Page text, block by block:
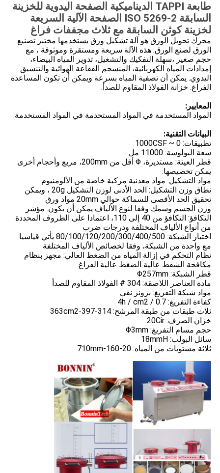
طابعة TAPPI الديناميكية الصفحة اليدوية للخزينة
السابقة ISO 5269-2 الصفحة الآلية السريعة
لخزينة كوثن السابقة مع ثلاث مجففات فراغ
محرك تحويل الورق هو آلة تشكيل ورق يستخدمها مختبر تصنيع
الورق لصنع الورق. هذه الآلة سريعة ومستقرة وموثوقة ، مع
حجم صغير ،سهلة التفكيك والتشغيل، تدوير المياه البيضاء،
إمدادات المياه الكهربائية، المنسجم الفقاعة الهوائية والتنسيق
اليدوي. يمكن أن تصفية المياه بسرعة ويمكن أن تكون المساعدة
الفراغ. خزانة الفولاذ المقاوم للصدأ.
المعايير:
المواد المستخدمة في المواد المستخدمة في المواد المستخدمة.
البيانات التقنية:
تطبيقات: 0 ~ 1000CSF
سعة البولوسة: 11000 مل
قطر العينة: مستديرة، Φ أقل من 200mm، مربع وأحجام أخرى
يمكن تخصيصها.
مواد التشكيل: مواد معدنية مركبة خاصة من الألومنيوم
نطاق وزن التشكيل: الحد الأدنى لوزن التشكيل 20g ، ويمكن
تحقيق الحد الأقصى للسماكة حوالي 20mm مواد ورق
وزن الجسم وسمك وفقا لنوع الألياف يمكن أن يكون. مؤشر
التكافؤ: التكافؤ من 40 إلى 110، اعتمادا على الظروف المحددة
من أنواع الألياف المختلفة ودرجات ضرب
اختيار الشبكة: 80/100/120/200/300/400/500 يأتي قياسيا
مع واحدة من الشبكة، وفقا لخصائص الألياف المختلفة
نظام التحكم في إزالة المياه من الضغط العالي: مجهز بنظام
مكافحة الشفط عالية الضغط عالية الفراغ
قطر الشبكة: Φ257mm
مادة العناصر اللاصقة: 304 # الفولاذ المقاوم للصدأ
مواد شبكة التفريغ: برونز نقي
كفاءة التفريغ: 0.7 / 4h / cm2
ثلاث طبقات من طبقة المرشح: 314-397-363cm2
خزان الصرف: 20Cir
حجم مسام التفريغ: Φ3mm
سائل البولب: 18mmH
ثلاثة مستويات من المياه: 20-160-710mm